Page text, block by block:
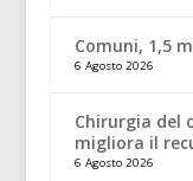
Comuni, 1,5
6 Agosto 2026
Chirurgia del
migliora il
6 Agosto 2026